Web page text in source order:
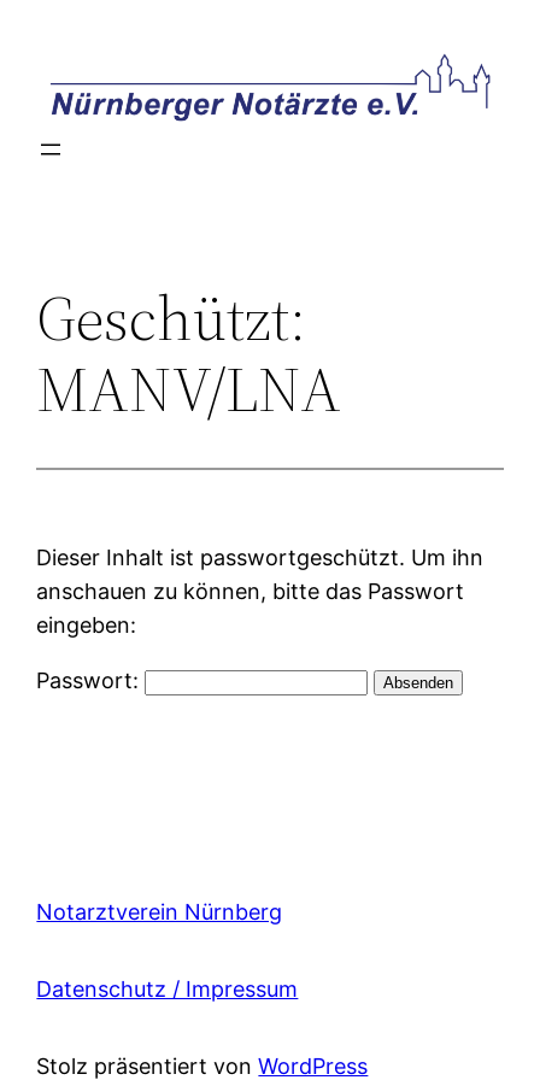
springen
Geschützt:
MANV/LNA
Dieser Inhalt ist passwortgeschützt. Um ihn
anschauen zu können, bitte das Passwort
eingeben:
Passwort:
Notarztverein Nürnberg
Datenschutz / Impressum
Stolz präsentiert vonWordPress